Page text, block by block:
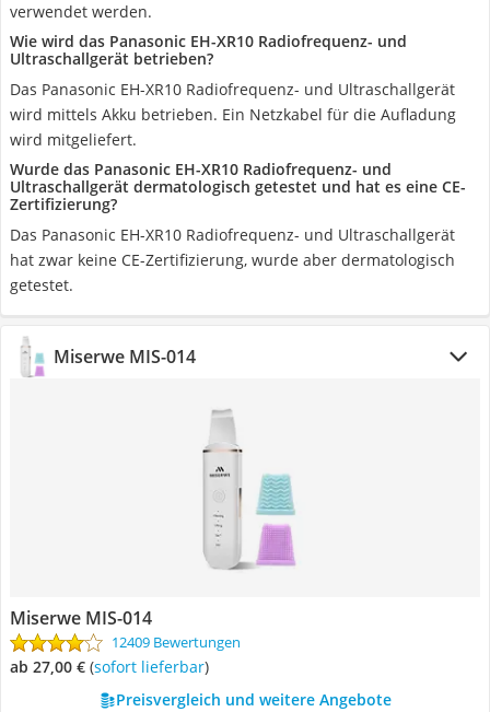
verwendet werden.
Wie wird das Panasonic EH-XR10 Radiofrequenz- und
Ultraschallgerät betrieben?
Das Panasonic EH-XR10 Radiofrequenz- und Ultraschallgerät
wird mittels Akku betrieben. Ein Netzkabel für die Aufladung
wird mitgeliefert.
Wurde das Panasonic EH-XR10 Radiofrequenz- und
Ultraschallgerät dermatologisch getestet und hat es eine CE-
Zertifizierung?
Das Panasonic EH-XR10 Radiofrequenz- und Ultraschallgerät
hat zwar keine CE-Zertifizierung, wurde aber dermatologisch
getestet.
Miserwe MIS-014
Miserwe MIS-014
12409 Bewertungen
ab 27,00 € ( Sofort lieferbar)
Preisvergleich und weitere Angebote